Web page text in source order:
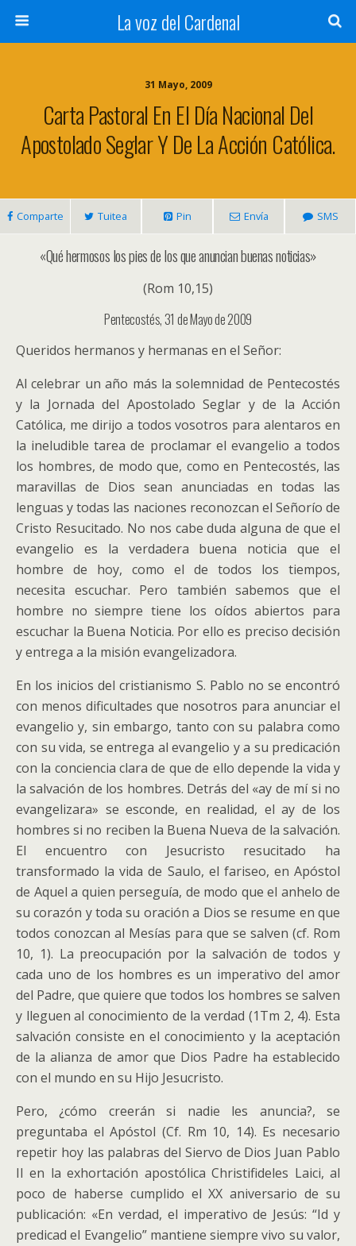
La voz del Cardenal
31 Mayo, 2009
Carta Pastoral En El Día Nacional Del
Apostolado Seglar Y De La Acción Católica.
Comparte Tuitea Pin Envía SMS
«Qué hermosos los pies de los que anuncian buenas noticias»
(Rom 10,15)
Pentecostés, 31 de Mayo de 2009
Queridos hermanos y hermanas en el Señor:
Al celebrar un año más la solemnidad de Pentecostés
y la Jornada del Apostolado Seglar y de la Acción
Católica, me dirijo a todos vosotros para alentaros en
la ineludible tarea de proclamar el evangelio a todos
los hombres, de modo que, como en Pentecostés, las
maravillas de Dios sean anunciadas en todas las
lenguas y todas las naciones reconozcan el Señorío de
Cristo Resucitado. No nos cabe duda alguna de que el
evangelio es la verdadera buena noticia que el
hombre de hoy, como el de todos los tiempos,
necesita escuchar. Pero también sabemos que el
hombre no siempre tiene los oídos abiertos para
escuchar la Buena Noticia. Por ello es preciso decisión
y entrega a la misión evangelizadora.
En los inicios del cristianismo S. Pablo no se encontró
con menos dificultades que nosotros para anunciar el
evangelio y, sin embargo, tanto con su palabra como
con su vida, se entrega al evangelio y a su predicación
con la conciencia clara de que de ello depende la vida y
la salvación de los hombres. Detrás del «ay de mí si no
evangelizara» se esconde, en realidad, el ay de los
hombres si no reciben la Buena Nueva de la salvación.
El encuentro con Jesucristo resucitado ha
transformado la vida de Saulo, el fariseo, en Apóstol
de Aquel a quien perseguía, de modo que el anhelo de
su corazón y toda su oración a Dios se resume en que
todos conozcan al Mesías para que se salven (cf. Rom
10, 1). La preocupación por la salvación de todos y
cada uno de los hombres es un imperativo del amor
del Padre, que quiere que todos los hombres se salven
y lleguen al conocimiento de la verdad (1Tm 2, 4). Esta
salvación consiste en el conocimiento y la aceptación
de la alianza de amor que Dios Padre ha establecido
con el mundo en su Hijo Jesucristo.
Pero, ¿cómo creerán si nadie les anuncia?, se
preguntaba el Apóstol (Cf. Rm 10, 14). Es necesario
repetir hoy las palabras del Siervo de Dios Juan Pablo
II en la exhortación apostólica Christifideles Laici, al
poco de haberse cumplido el XX aniversario de su
publicación: «En verdad, el imperativo de Jesús: “Id y
predicad el Evangelio” mantiene siempre vivo su valor,